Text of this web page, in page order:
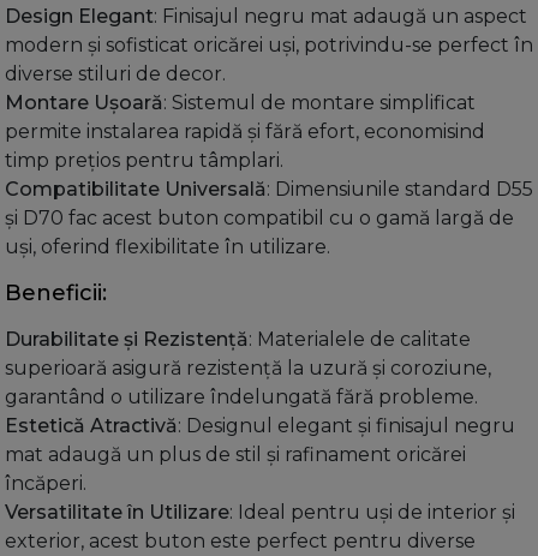
Design Elegant: Finisajul negru mat adaugă un aspect
modern și sofisticat oricărei uși, potrivindu-se perfect în
diverse stiluri de decor.
Montare Ușoară: Sistemul de montare simplificat
permite instalarea rapidă și fără efort, economisind
timp prețios pentru tâmplari.
Compatibilitate Universală: Dimensiunile standard D55
și D70 fac acest buton compatibil cu o gamă largă de
uși, oferind flexibilitate în utilizare.
Beneficii:
Durabilitate și Rezistență: Materialele de calitate
superioară asigură rezistență la uzură și coroziune,
garantând o utilizare îndelungată fără probleme.
Estetică Atractivă: Designul elegant și finisajul negru
mat adaugă un plus de stil și rafinament oricărei
încăperi.
Versatilitate în Utilizare: Ideal pentru uși de interior și
exterior, acest buton este perfect pentru diverse